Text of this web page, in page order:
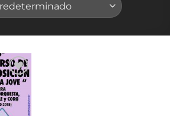
Añadir
a la
lista de
deseos